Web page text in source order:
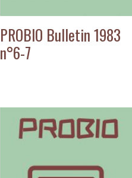
PROBIO Bulletin 1983
n°6-7